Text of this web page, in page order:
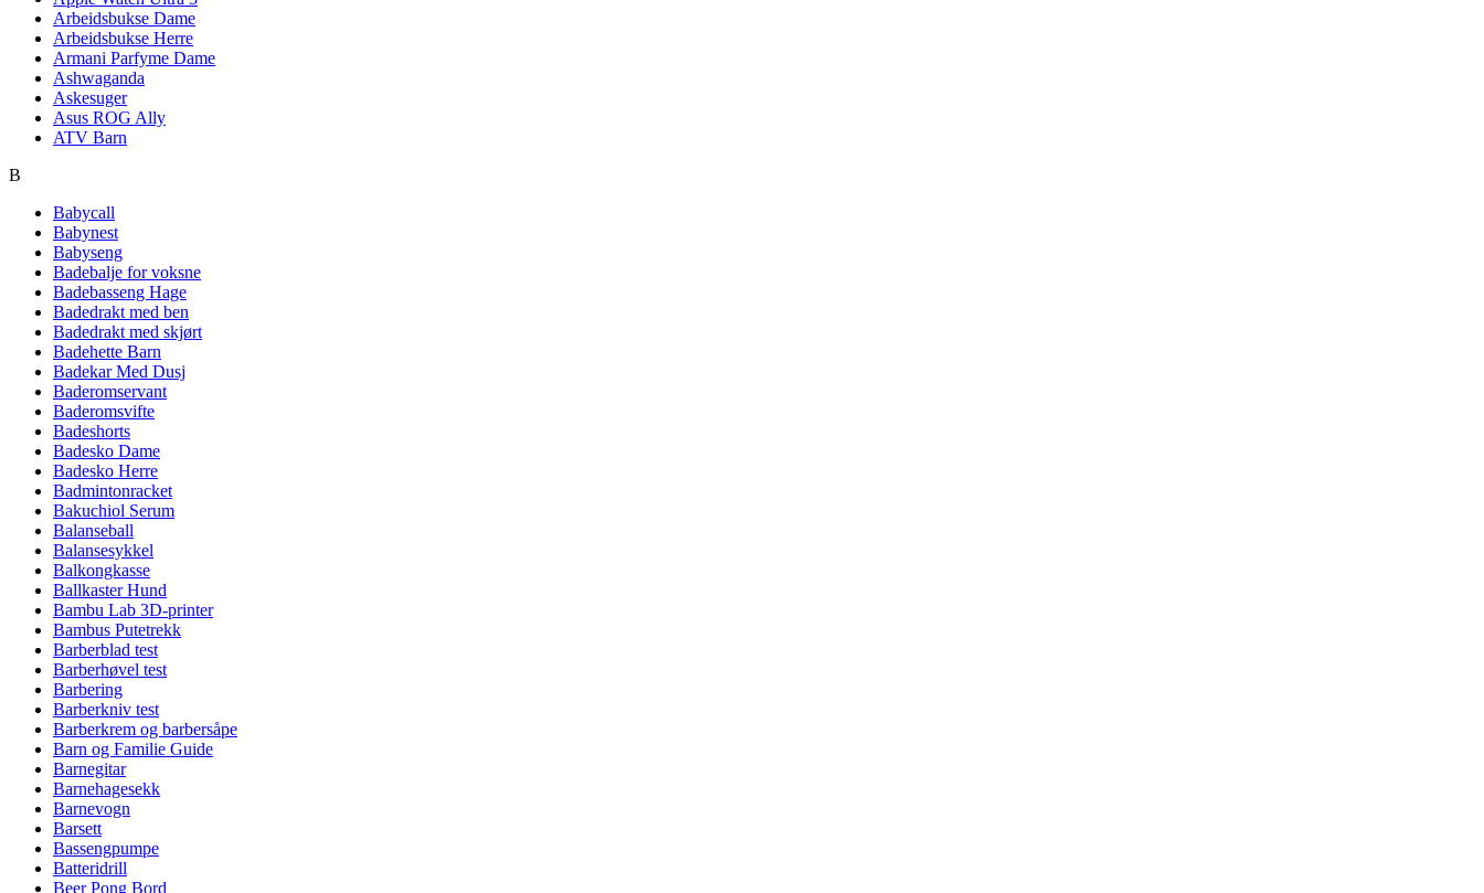
Arbeidsbukse Dame
Arbeidsbukse Herre
Armani Parfyme Dame
Ashwaganda
Askesuger
Asus ROG Ally
ATV Barn
B
Babycall
Babynest
Babyseng
Badebalje for voksne
Badebasseng Hage
Badedrakt med ben
Badedrakt med skjørt
Badehette Barn
Badekar Med Dusj
Baderomservant
Baderomsvifte
Badeshorts
Badesko Dame
Badesko Herre
Badmintonracket
Bakuchiol Serum
Balanseball
Balansesykkel
Balkongkasse
Ballkaster Hund
Bambu Lab 3D-printer
Bambus Putetrekk
Barberblad test
Barberhøvel test
Barbering
Barberkniv test
Barberkrem og barbersåpe
Barn og Familie Guide
Barnegitar
Barnehagesekk
Barnevogn
Barsett
Bassengpumpe
Batteridrill
Beer Pong Bord